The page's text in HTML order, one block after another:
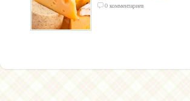
0 комментариев